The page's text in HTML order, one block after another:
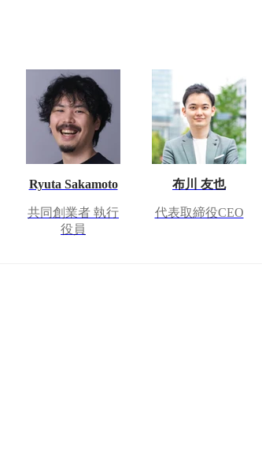
Ryuta Sakamoto
共同創業者 執行
役員
布川 友也
代表取締役CEO